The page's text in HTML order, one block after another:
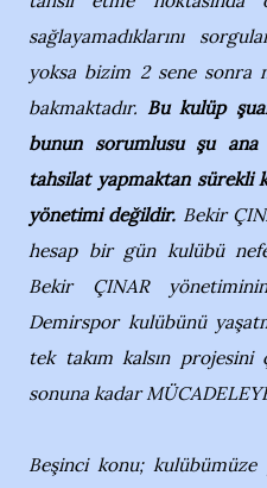
sağlayamadıklarını
yoksa bizim 2 sene sonra
bakmaktadır.Bu kulüp
bunun sorumlusu şu
tahsilat yapmaktan sürekli
yönetimi değildir. Bekir
hesap bir gün kulübü
Bekir ÇINAR
Demirspor kulübünü
tek takım kalsın
sonuna kadar
Beşinci konu; kulübümüze